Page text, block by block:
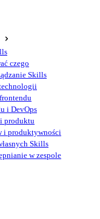
czego
Skills
i DevOps
produktu
i produktywności
Skills
w zespole